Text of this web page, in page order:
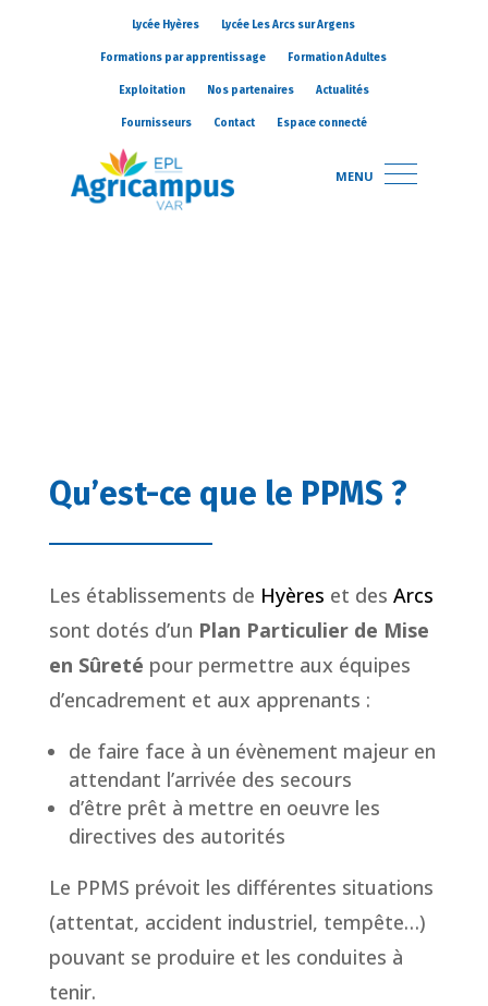
Lycée Hyères Lycée Les Arcs sur Argens
Formations par apprentissage Formation Adultes
Exploitation Nos partenaires Actualités
Fournisseurs Contact Espace connecté
MENU
Qu’est-ce que le PPMS ?
Les établissements de Hyères et des Arcs
sont dotés d’un Plan Particulier de Mise
en Sûreté pour permettre aux équipes
d’encadrement et aux apprenants :
de faire face à un évènement majeur en
attendant l’arrivée des secours
d’être prêt à mettre en oeuvre les
directives des autorités
Le PPMS prévoit les différentes situations
(attentat, accident industriel, tempête…)
pouvant se produire et les conduites à
tenir.